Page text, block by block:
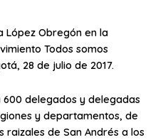
López Obregón en la
Todos somos
28 de julio de 2017.
600 delegados y delegadas
y departamentos, de
raizales de San Andrés a los